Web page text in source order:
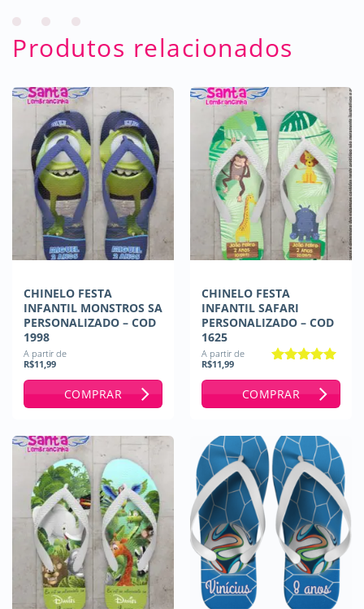
Produtos relacionados
CHINELO FESTA
INFANTIL MONSTROS SA
PERSONALIZADO – COD
1998
A partir de
R$11,99
COMPRAR
CHINELO FESTA
INFANTIL SAFARI
PERSONALIZADO – COD
1625
A partir de
R$11,99
COMPRAR